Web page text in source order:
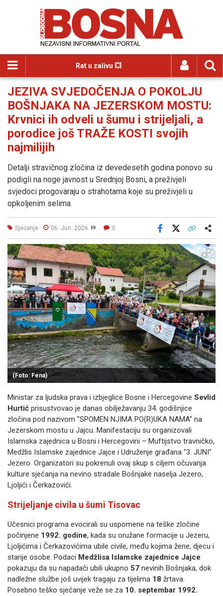
Rat u zalivu 💥
JEZIVA SVJEDOČENJA O POKOLJU
BOŠNJAKA NA JEZERSKOM MOSTU:
Krvnici ih odveli u šumu i strijeljali, a
porodice još TRAŽE KOSTI svojih
najmilijih
Detalji stravičnog zločina iz devedesetih godina ponovo su
podigli na noge javnost u Srednjoj Bosni, a preživjeli
svjedoci progovaraju o strahotama koje su preživjeli u
opkoljenim selima.
Sjećanje 06. Jun. 2026 0
Facebook
(Foto: Fena)
Ministar za ljudska prava i izbjeglice Bosne i Hercegovine Sevlid
Hurtić prisustvovao je danas obilježavanju 34. godišnjice
zločina pod nazivom "SPOMEN NJIMA PO(R)UKA NAMA" na
Jezerskom mostu u Jajcu. Manifestaciju su organizovali
Islamska zajednica u Bosni i Hercegovini – Muftijstvo travničko,
Medžlis Islamske zajednice Jajce i Udruženje građana "3. JUNI"
Jezero. Organizatori su pokrenuli ovaj skup s ciljem očuvanja
kulture sjećanja na nevino stradale Bošnjake naselja Jezero,
Ljoljići i Čerkazovići.
Strijeljanje civila u šumi Tisovac
Učesnici programa evocirali su uspomene na teške zločine
počinjene 1992. godine, kada su oružane formacije u Jezeru,
Ljoljićima i Čerkazovićima ubile civile, među kojima žene, djecu i
starije osobe. Podaci Medžlisa Islamske zajednice Jajce
pokazuju da su napadači ubili ukupno 57 nevinih Bošnjaka, dok
nadležne službe još uvijek tragaju za tijelima 18 žrtava.
Posebno teško sjećanje veže se za 10. septembar 1992.